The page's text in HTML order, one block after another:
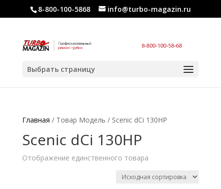
8-800-100-5868 info@turbo-magazin.ru
Выбрать страницу
Главная / Товар Модель / Scenic dCi 130HP
Scenic dCi 130HP
Отображение единственного товара